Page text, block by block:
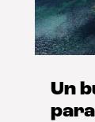
Un